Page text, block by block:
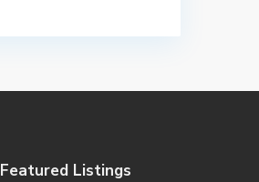
Featured Listings